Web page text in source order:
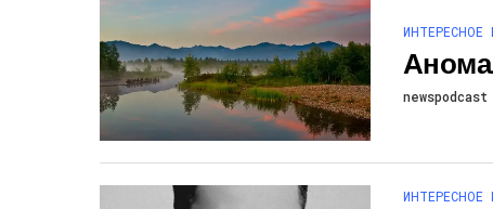
ИНТЕРЕСНОЕ
newspodcast
ИНТЕРЕСНОЕ